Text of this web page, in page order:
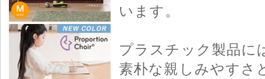
います。
プラスチック製品に
素朴な親しみやすさ